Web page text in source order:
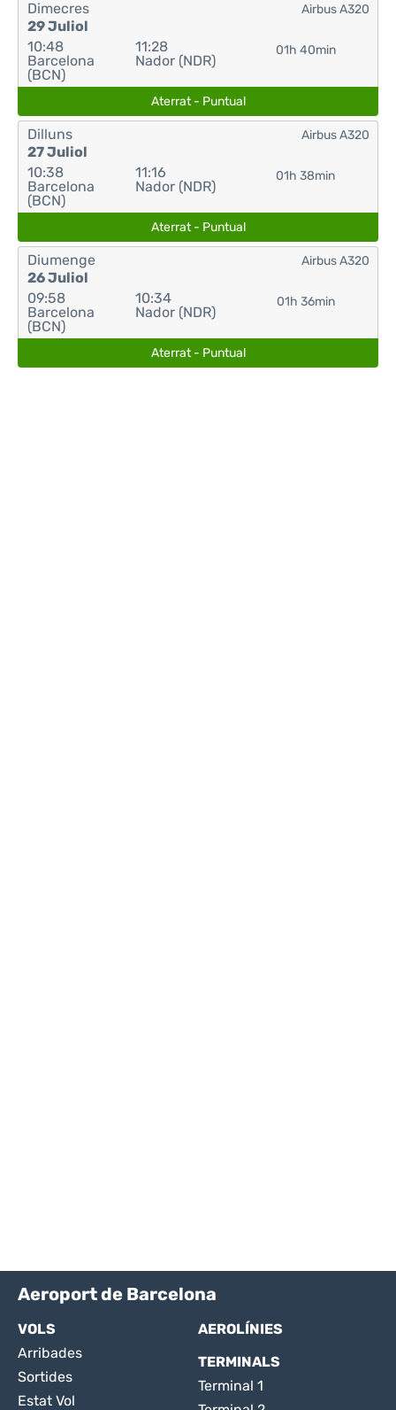
Dimecres
29 Juliol
10:48
Barcelona
(BCN)
11:28
Nador (NDR)
01h 40min
Airbus A320
Aterrat - Puntual
Dilluns
27 Juliol
10:38
Barcelona
(BCN)
11:16
Nador (NDR)
01h 38min
Airbus A320
Aterrat - Puntual
Diumenge
26 Juliol
09:58
Barcelona
(BCN)
10:34
Nador (NDR)
01h 36min
Airbus A320
Aterrat - Puntual
Aeroport de Barcelona
VOLS
Arribades
Sortides
Estat Vol
AEROLÍNIES
TERMINALS
Terminal 1